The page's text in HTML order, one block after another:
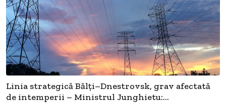
Linia strategică Bălți–Dnestrovsk, grav afectată
de intemperii – Ministrul Junghietu:...